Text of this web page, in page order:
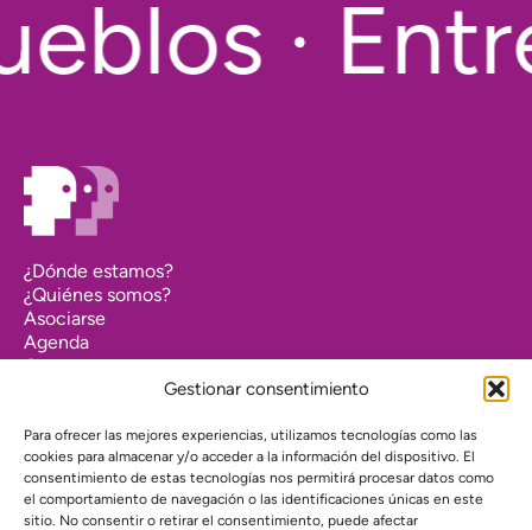
Gestionar consentimiento
Para ofrecer las mejores experiencias, utilizamos tecnologías como las
cookies para almacenar y/o acceder a la información del dispositivo. El
consentimiento de estas tecnologías nos permitirá procesar datos como
el comportamiento de navegación o las identificaciones únicas en este
sitio. No consentir o retirar el consentimiento, puede afectar
·
¿Dónde estamos?
¿Quiénes somos?
Asociarse
Agenda
Contacto
Política de privacidad
Proyecto web financiado por: